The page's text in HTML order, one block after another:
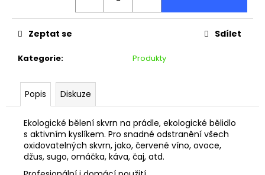
Kategorie: Produkty
Zeptat se Sdílet
Popis Diskuze
Ekologické bělení skvrn na prádle, ekologické bělidlo
s aktivním kyslíkem. Pro snadné odstranění všech
oxidovatelných skvrn, jako, červené víno, ovoce,
džus, sugo, omáčka, káva, čaj, atd.
č
u
e